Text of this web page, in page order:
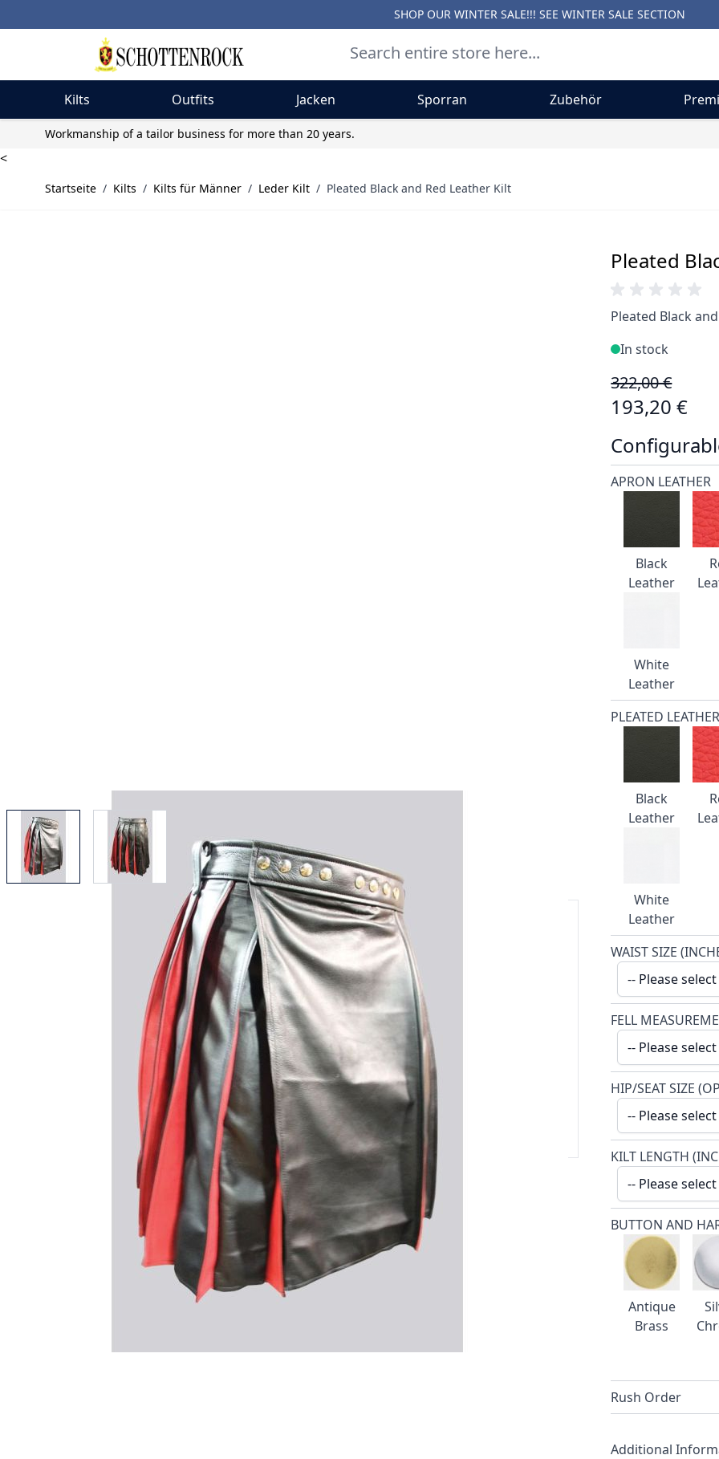
SHOP OUR WINTER SALE!!! SEE WINTER SALE SECTION
Kilts Outfits Jacken Sporran Zubehör
Skip to ContentWorkmanship of a tailor business for more than 20 years.
<
Startseite / Kilts / Kilts für Männer / Leder Kilt / Pleated Black and Red Leather Kilt
View larger imageView larger image
Waarom kiezen voor Schottenrock?
Vakmanschap van een kleermakersbedrijf voor meer dan 20 jaar.
Totale inzet voor klanttevredenheid.
Profiteer van onze beroemde prijsvergelijkingsaanbieding, gratis levering boven de
£200 en 14 dagen retourbeleid.
Deskundigheid wanneer u het nodig heeft
Kunt u niet vinden wat u zoekt? Ons vriendelijke, deskundige team helpt en adviseert u
support@kiltandmore.com
Misschien wil je een aangepaste bestelling zien? neem contact op met onze geweldige
Pleated
Pleated Black
In stock
322,00 €
193,20 €
APRON LEATHER
Black
Leather
White
Leather
PLEATED
Black
Leather
White
Leather
WAIST SIZE
FELL
HIP/SEAT SIZE
KILT LENGTH
BUTTON AND
Antique
Brass
Rush Order
Additional